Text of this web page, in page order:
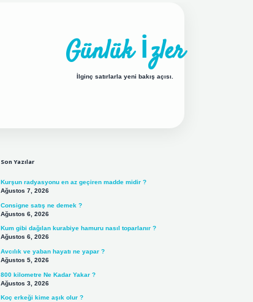
Günlük İzler
İlginç satırlarla yeni bakış açısı.
Son Yazılar
Kurşun radyasyonu en az geçiren madde midir ?
Ağustos 7, 2026
Consigne satış ne demek ?
Ağustos 6, 2026
Kum gibi dağılan kurabiye hamuru nasıl toparlanır ?
Ağustos 6, 2026
Avcılık ve yaban hayatı ne yapar ?
Ağustos 5, 2026
800 kilometre Ne Kadar Yakar ?
Ağustos 3, 2026
Koç erkeği kime aşık olur ?